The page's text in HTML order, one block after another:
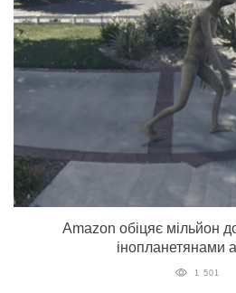
Amazon обіцяє мільйон
інопланетянами
1 501